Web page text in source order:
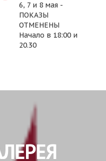
6, 7 и 8 мая -
ПОКАЗЫ
ОТМЕНЕНЫ
Начало в 18:00 и
20.30